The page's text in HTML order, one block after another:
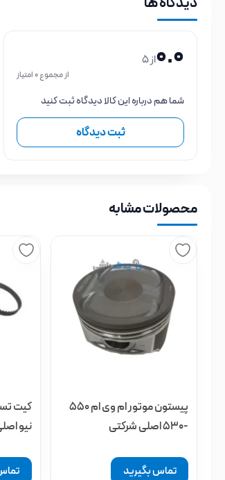
0.0از 5
از مجموع 0 امتیاز
شما هم درباره این کالا دیدگاه ثبت کنید
ثبت دیدگاه
محصولات مشابه
پیستون موتور ام وی ام 550
-530 اصلی شرکتی
تماس بگیرید
نیو